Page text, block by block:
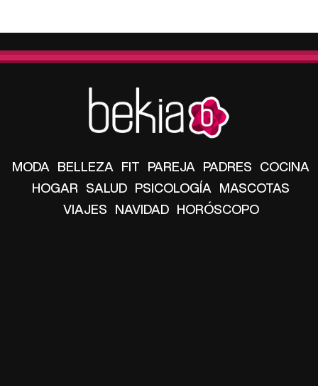
Magdalena de Suecia responde a las críticas y explica por qué le han permitido lanzar su propio negocio
MODA BELLEZA FIT PAREJA PADRES COCINA
HOGAR SALUD PSICOLOGÍA MASCOTAS
VIAJES NAVIDAD HORÓSCOPO